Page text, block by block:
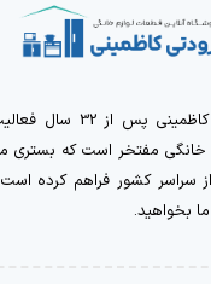
فروشگاه قطعات
مفتخر است که بستری
از سراسر کشور فراهم کرده
بخواهید.